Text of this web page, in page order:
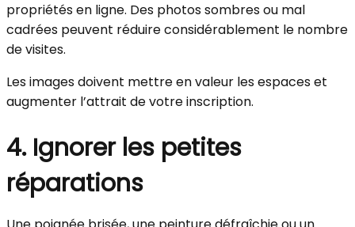
propriétés en ligne. Des photos sombres ou mal
cadrées peuvent réduire considérablement le nombre
de visites.
Les images doivent mettre en valeur les espaces et
augmenter l’attrait de votre inscription.
4. Ignorer les petites
réparations